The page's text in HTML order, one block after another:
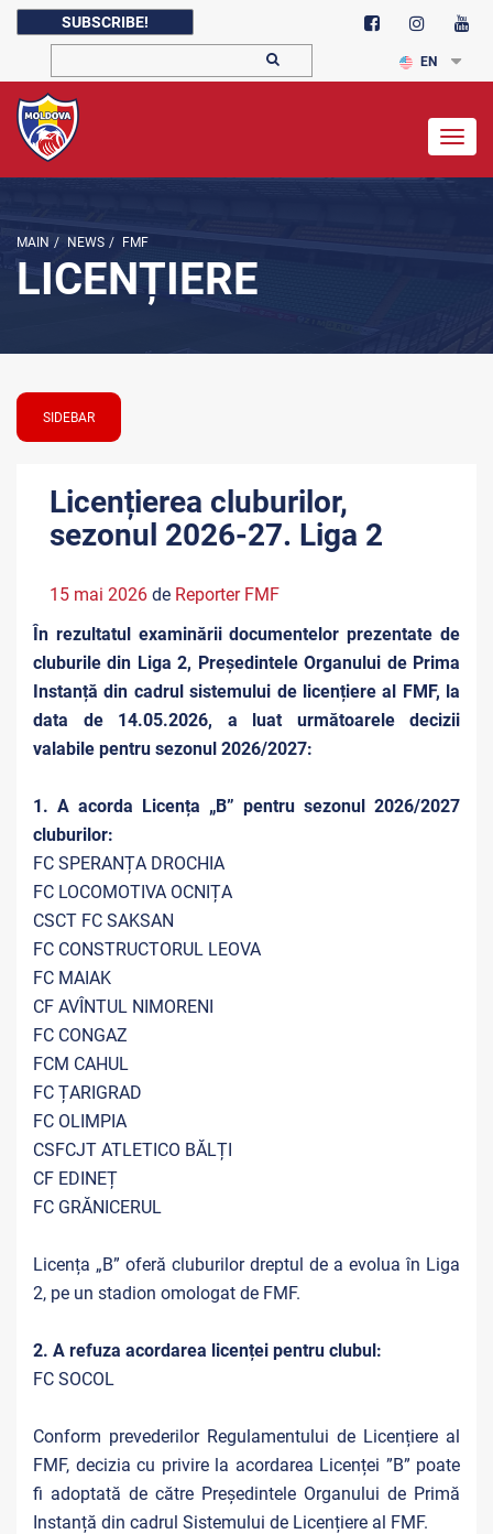
SUBSCRIBE!
EN
MAIN / NEWS / FMF
LICENȚIERE
SIDEBAR
Licențierea cluburilor,
sezonul 2026-27. Liga 2
15 mai 2026 de Reporter FMF
În rezultatul examinării documentelor prezentate de
cluburile din Liga 2, Președintele Organului de Prima
Instanță din cadrul sistemului de licențiere al FMF, la
data de 14.05.2026, a luat următoarele decizii
valabile pentru sezonul 2026/2027:
1. A acorda Licența „B” pentru sezonul 2026/2027
cluburilor:
FC SPERANȚA DROCHIA
FC LOCOMOTIVA OCNIȚA
CSCT FC SAKSAN
FC CONSTRUCTORUL LEOVA
FC MAIAK
CF AVÎNTUL NIMORENI
FC CONGAZ
FCM CAHUL
FC ȚARIGRAD
FC OLIMPIA
CSFCJT ATLETICO BĂLȚI
CF EDINEȚ
FC GRĂNICERUL
Licența „B” oferă cluburilor dreptul de a evolua în Liga
2, pe un stadion omologat de FMF.
2. A refuza acordarea licenței pentru clubul:
FC SOCOL
Conform prevederilor Regulamentului de Licențiere al
FMF, decizia cu privire la acordarea Licenței ”B” poate
fi adoptată de către Președintele Organului de Primă
Instanță din cadrul Sistemului de Licențiere al FMF.